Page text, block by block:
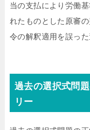
当の支払により労働
れたものとした原審
令の解釈適用を誤った
過去の選択式問
リー